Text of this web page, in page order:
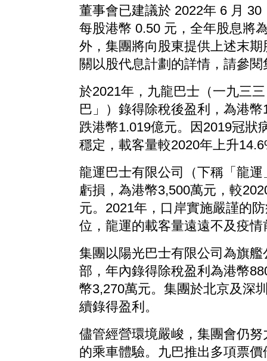
董事會已建議於 2022年 6 月
每股港幣 0.50 元，全年股息將
外，集團將向股東提供上述末
關以股代息計劃的詳情，請參
於2021年，九龍巴士（一九三
巴」）錄得除稅後盈利，為港
跌港幣1.019億元。因2019冠狀
穩定，載客量較2020年上升
龍運巴士有限公司（下稱「龍
虧損，為港幣3,500萬元，較
元。2021年，口岸實施嚴謹的
位，龍運的載客量遠遠不及疫情
集團以陽光巴士有限公司為旗
部，年內錄得除稅盈利為港幣
幣3,270萬元。集團於北京及深
續錄得盈利。
儘管經營環境嚴峻，集團會仍
的乘車體驗。九巴推出多項票